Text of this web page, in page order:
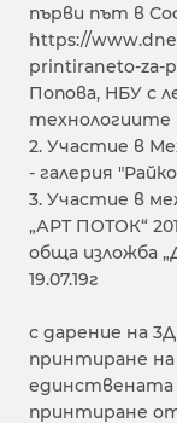
първи път в
https://
printiraneto-za-
Попова, НБУ с
технологиите
2. Участие в
- галерия
3. Участие в
„АРТ ПОТОК“
обща изложба
19.07.19г
с дарение на
принтиране
единствената
принтиране от